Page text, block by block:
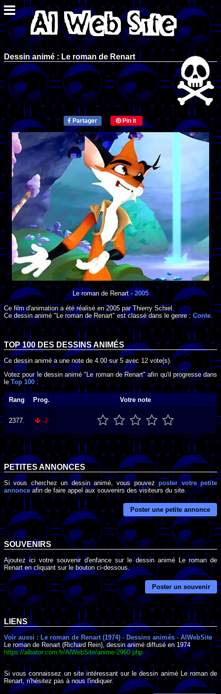
Dessin animé : Le roman de Renart
Partager Pin it
Le roman de Renart - 2005
Ce film d'animation a été réalisé en 2005 parThierry Schiel .
Ce dessin animé "Le roman de Renart" est classé dans le genre : Conte.
TOP 100 DESDESSINS ANIMÉS
Ce dessin animé a une note de4.00sur5 avec 12vote(s).
Votez pour le dessin animé "Le roman de Renart" afin qu'il progresse dans
le Top 100:
Rang Prog. Votre note
2377. -2
PETITES ANNONCES
Si vous cherchez un dessin animé, vous pouvezposter votre petite
annonceafin de faire appel aux souvenirs des visiteurs du site.
Poster une petite annonce
SOUVENIRS
Ajoutez ici votre souvenir d'enfance sur le dessin animé Le roman de
Renart en cliquant sur le bouton ci-dessous.
Poster un souvenir
LIENS
Voir aussi : Le roman de Renart (1974) - Dessins animés - AlWebSite
Le roman de Renart (Richard Rein), dessin animé diffusé en 1974
https://albator.com.fr/AlWebSite/anime-2960.php
Si vous connaissez un site intéressant sur le dessin animé Le roman de
Renart, n'hésitez pas à nous l'indiquer.